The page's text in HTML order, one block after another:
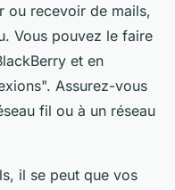
ou recevoir de mails,
Vous pouvez le faire
et en
Assurez-vous
fil ou à un réseau
il se peut que vos